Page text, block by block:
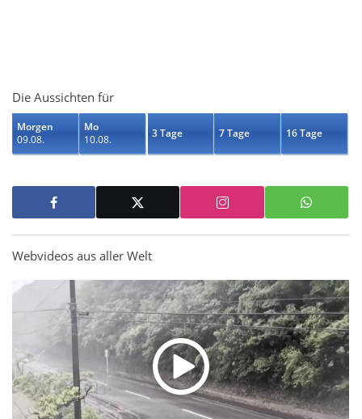
Die Aussichten für
Morgen
09.08.
Mo
10.08.
3 Tage 7 Tage 16 Tage
Webvideos aus aller Welt